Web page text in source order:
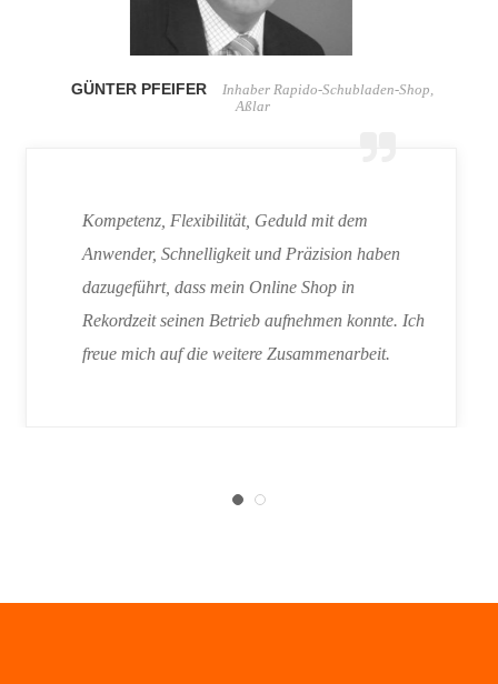
ERICH BURG Inhaber Franziskus Garten, Fulda